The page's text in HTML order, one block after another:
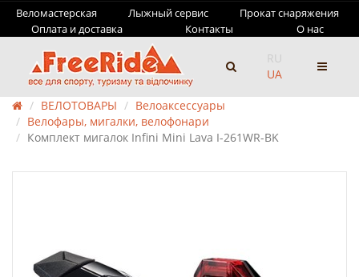
Веломастерская Лыжный сервис
Прокат снаряжения
Оплата и доставка
Контакты О нас
RU
UA
ВЕЛОТОВАРЫ
Велоаксессуары
Велофары, мигалки, велофонари
Комплект мигалок Infini Mini Lava I-261WR-BK